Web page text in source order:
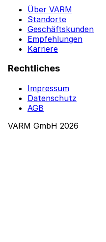
Über VARM
Standorte
Geschäftskunden
Empfehlungen
Karriere
Rechtliches
Impressum
Datenschutz
AGB
VARM GmbH 2026